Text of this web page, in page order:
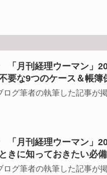
「月刊経理ウーマン」
要な9つのケース＆帳簿
グ筆者の執筆した記事が
「月刊経理ウーマン」
きに知っておきたい必
グ筆者の執筆した記事が